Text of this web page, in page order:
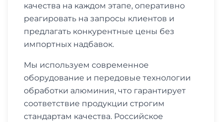
качества на каждом этапе, оперативно
реагировать на запросы клиентов и
предлагать конкурентные цены без
импортных надбавок.
Мы используем современное
оборудование и передовые технологии
обработки алюминия, что гарантирует
соответствие продукции строгим
стандартам качества. Российское